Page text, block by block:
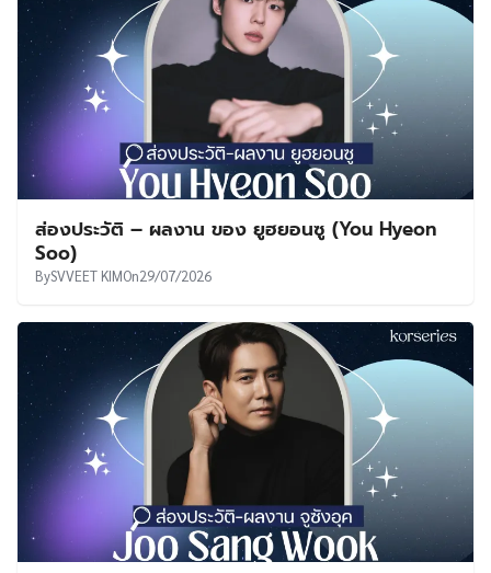
ส่องประวัติ – ผลงาน ของ ยูฮยอนซู (You Hyeon
Soo)
BySVVEET KIMOn29/07/2026